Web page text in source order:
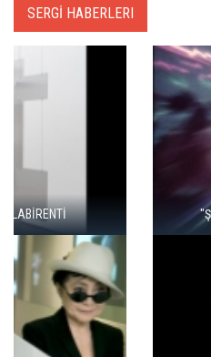
SERGİ HABERLERI
"ŞEHRİ BİZ ÖĞRENMİYORUZ,